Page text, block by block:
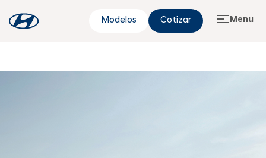
Modelos Cotizar Menu